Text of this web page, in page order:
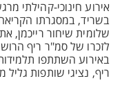
אירוע חינוכי-קהילתי
בשריד, במסגרתו
שלומית שיחור רייכמן,
לזכרו של סמ"ר ריף
באירוע השתתפו
ריף, נציגי שותפות